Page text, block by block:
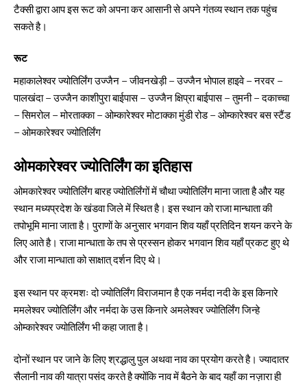
टैक्सी द्वारा आप इस रूट को अपना कर आसानी से अपने गंतव्य स्थान तक पहुंच
सकते है।
रूट
महाकालेश्वर ज्योतिर्लिंग उज्जैन – जीवनखेड़ी – उज्जैन भोपाल हाइवे – नरवर –
पालखंदा – उज्जैन काशीपुरा बाईपास – उज्जैन क्षिप्रा बाईपास – तुमनी – दकाच्चा
– सिमरोल – मोरताक्का – ओम्कारेश्वर मोटाक्का मुंडी रोड – ओम्कारेश्वर बस स्टैंड
– ओमकारेश्वर ज्योतिर्लिंग
ओमकारेश्वर ज्योतिर्लिंग का इतिहास
ओमकारेश्वर ज्योतिर्लिंग बारह ज्योतिर्लिंगों में चौथा ज्योतिर्लिंग माना जाता है और यह
स्थान मध्यप्रदेश के खंडवा जिले में स्थित है। इस स्थान को राजा मान्धाता की
तपोभूमि माना जाता है। पुराणों के अनुसार भगवान शिव यहाँ प्रतिदिन शयन करने के
लिए आते है। राजा मान्धाता के तप से प्रस्सन होकर भगवान शिव यहाँ प्रकट हुए थे
और राजा मान्धाता को साक्षात् दर्शन दिए थे।
इस स्थान पर क्रमशः दो ज्योतिर्लिंग विराजमान है एक नर्मदा नदी के इस किनारे
ममलेश्वर ज्योतिर्लिंग और नर्मदा के उस किनारे अमलेश्वर ज्योतिर्लिंग जिन्हे
ओम्कारेश्वर ज्योतिर्लिंगभी कहा जाता है।
दोनों स्थान पर जाने के लिए श्रद्धालु पुल अथवा नाव का प्रयोग करते है। ज्यादातर
सैलानी नाव की यात्रा पसंद करते है क्योंकि नाव में बैठने के बाद यहाँ का नज़ारा ही